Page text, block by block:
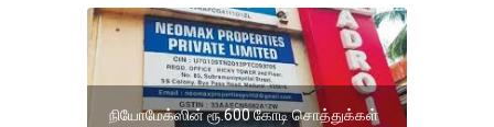
நியோமேக்ஸின் ரூ.600 கோடி சொத்துக்கள்